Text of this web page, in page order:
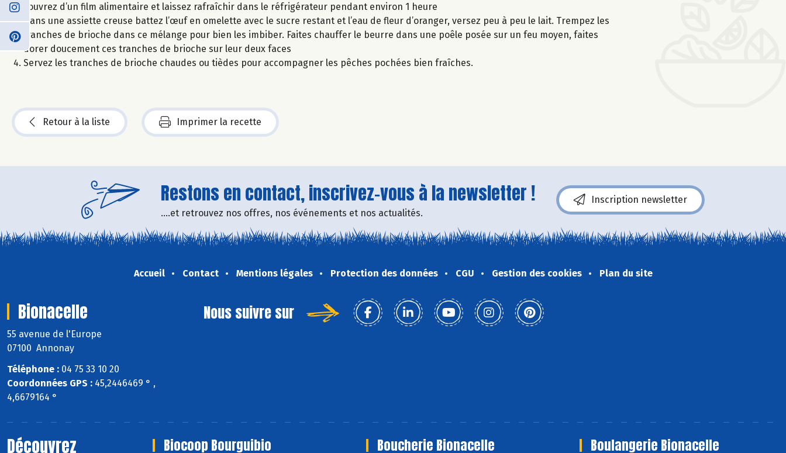
couvrez d’un film alimentaire et laissez rafraîchir dans le réfrigérateur pendant environ 1 heure
Dans une assiette creuse battez l’œuf en omelette avec le sucre restant et l’eau de fleur d’oranger, versez peu à peu le lait. Trempez les
tranches de brioche dans ce mélange pour bien les imbiber. Faites chauffer le beurre dans une poêle posée sur un feu moyen, faites
dorer doucement ces tranches de brioche sur leur deux faces
Servez les tranches de brioche chaudes ou tièdes pour accompagner les pêches pochées bien fraîches.
Retour à la liste Imprimer la recette
Restons en contact, inscrivez-vous à la newsletter !
....et retrouvez nos offres, nos événements et nos actualités.
Inscription newsletter
Accueil Contact Mentions légales Protection des données CGU Gestion des cookies Plan du site
Bionacelle
55 avenue de l'Europe
07100 Annonay
Téléphone : 04 75 33 10 20
Coordonnées GPS : 45,2446469 ° ,
4,6679164 °
Nous suivre sur
Découvrez Biocoop Bourguibio Boucherie Bionacelle Boulangerie Bionacelle